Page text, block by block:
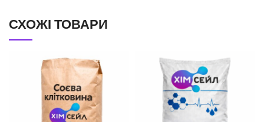
СХОЖІ ТОВАРИ